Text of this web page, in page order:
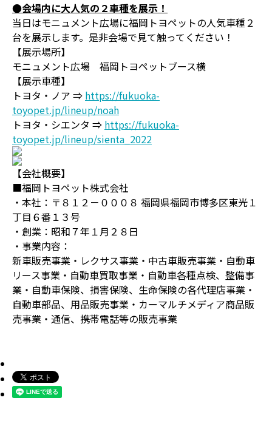
●会場内に大人気の２車種を展示！
当日はモニュメント広場に福岡トヨペットの人気車種２
台を展示します。是非会場で見て触ってください！
【展示場所】
モニュメント広場 福岡トヨペットブース横
【展示車種】
トヨタ・ノア ⇒ https://fukuoka-
toyopet.jp/lineup/noah
トヨタ・シエンタ ⇒ https://fukuoka-
toyopet.jp/lineup/sienta_2022
【会社概要】
■福岡トヨペット株式会社
・本社：〒８１２－０００８ 福岡県福岡市博多区東光１
丁目６番１３号
・創業：昭和７年１月２８日
・事業内容：
新車販売事業・レクサス事業・中古車販売事業・自動車
リース事業・自動車買取事業・自動車各種点検、整備事
業・自動車保険、損害保険、生命保険の各代理店事業・
自動車部品、用品販売事業・カーマルチメディア商品販
売事業・通信、携帯電話等の販売事業